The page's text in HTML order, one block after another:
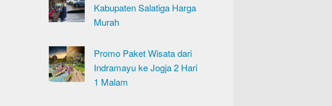
Kabupaten Salatiga Harga
Murah
Promo Paket Wisata dari
Indramayu ke Jogja 2 Hari
1 Malam